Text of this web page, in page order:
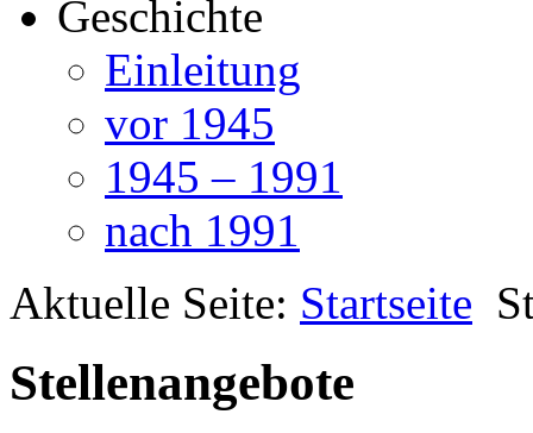
Geschichte
Einleitung
vor 1945
1945 – 1991
nach 1991
Aktuelle Seite: Startseite
Stellenangebote